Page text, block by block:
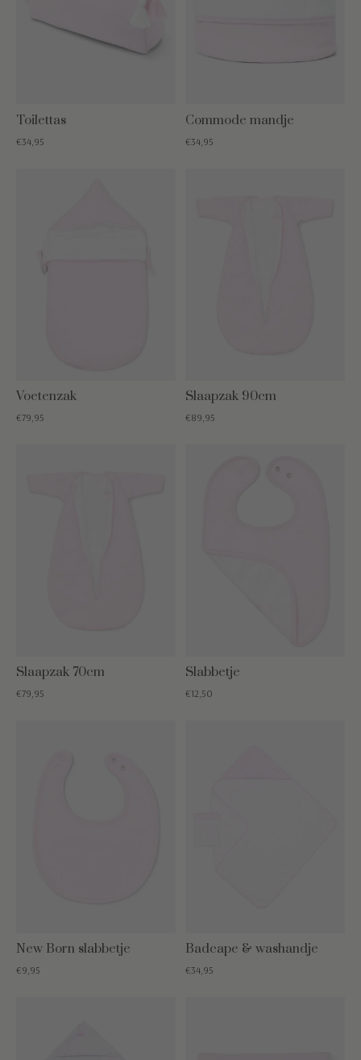
Toilettas
€34,95
Commode mandje
€34,95
Voetenzak
€79,95
Slaapzak 90cm
€89,95
Slaapzak 70cm
€79,95
Slabbetje
€12,50
New Born slabbetje
€9,95
Badcape & washandje
€34,95